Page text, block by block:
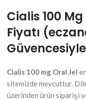
Cialis 100
Fiyatı
Cialis 100 mg Oral Jel
sitemizde mevcuttur.
üzerinden ürün siparişi